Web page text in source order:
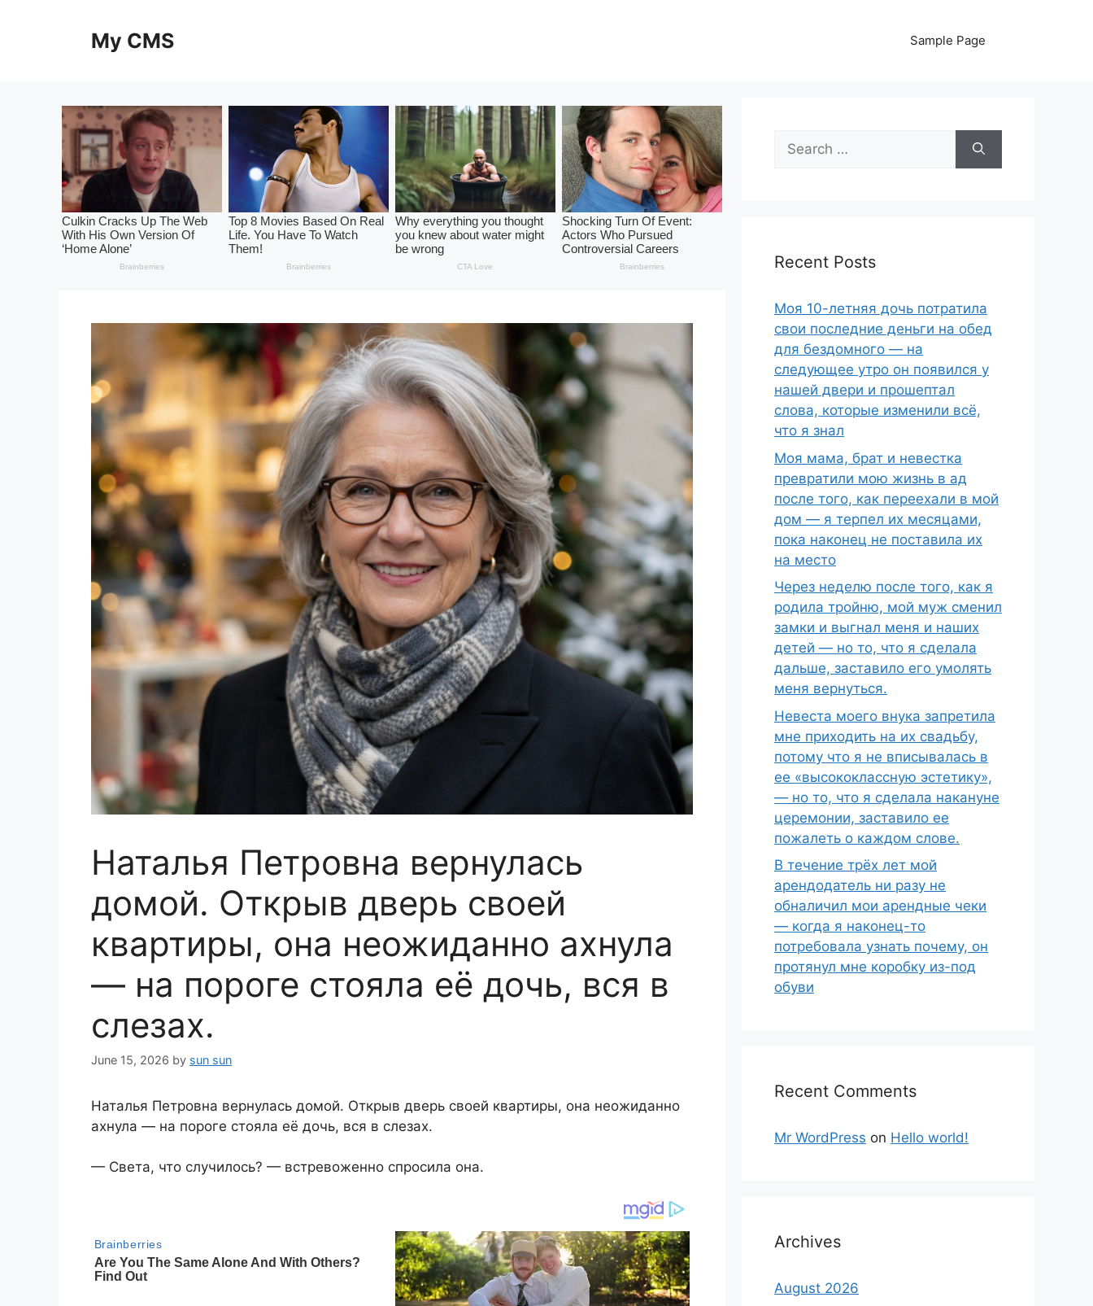
My CMS Sample Page
Наталья Петровна вернулась
домой. Открыв дверь своей
квартиры, она неожиданно ахнула
— на пороге стояла её дочь, вся в
слезах.
June 15, 2026 by sun sun
Наталья Петровна вернулась домой. Открыв дверь своей квартиры, она неожиданно
ахнула — на пороге стояла её дочь, вся в слезах.
— Света, что случилось? — встревоженно спросила она.
Search
for:
Recent Posts
Моя 10-летняя дочь потратила
свои последние деньги на обед
для бездомного — на
следующее утро он появился у
нашей двери и прошептал
слова, которые изменили всё,
что я знал
Моя мама, брат и невестка
превратили мою жизнь в ад
после того, как переехали в мой
дом — я терпел их месяцами,
пока наконец не поставила их
на место
Через неделю после того, как я
родила тройню, мой муж сменил
замки и выгнал меня и наших
детей — но то, что я сделала
дальше, заставило его умолять
меня вернуться.
Невеста моего внука запретила
мне приходить на их свадьбу,
потому что я не вписывалась в
ее «высококлассную эстетику»,
— но то, что я сделала накануне
церемонии, заставило ее
пожалеть о каждом слове.
В течение трёх лет мой
арендодатель ни разу не
обналичил мои арендные чеки
— когда я наконец-то
потребовала узнать почему, он
протянул мне коробку из-под
обуви
Recent Comments
Mr WordPress on Hello world!
Archives
August 2026